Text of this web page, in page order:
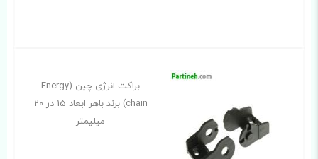
براکت انرژی چین (Energy
chain) برند باهر ابعاد 15 در 20
میلیمتر